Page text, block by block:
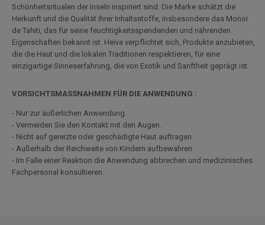
Schönheitsritualen der Inseln inspiriert sind. Die Marke schätzt die
Herkunft und die Qualität ihrer Inhaltsstoffe, insbesondere das Monoï
de Tahiti, das für seine feuchtigkeitsspendenden und nährenden
Eigenschaften bekannt ist. Heïva verpflichtet sich, Produkte anzubieten,
die die Haut und die lokalen Traditionen respektieren, für eine
einzigartige Sinneserfahrung, die von Exotik und Sanftheit geprägt ist.
VORSICHTSMASSNAHMEN FÜR DIE ANWENDUNG :
- Nur zur äußerlichen Anwendung.
- Vermeiden Sie den Kontakt mit den Augen.
- Nicht auf gereizte oder geschädigte Haut auftragen.
- Außerhalb der Reichweite von Kindern aufbewahren.
- Im Falle einer Reaktion die Anwendung abbrechen und medizinisches
Fachpersonal konsultieren.